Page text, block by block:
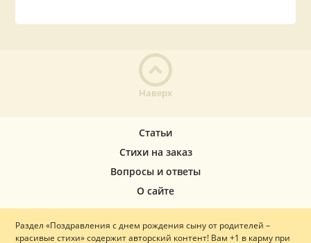
Наверх
Статьи
Стихи на заказ
Вопросы и ответы
О сайте
Раздел «Поздравления с днем рождения сыну от родителей –
красивые стихи» содержит авторский контент! Вам +1 в карму при